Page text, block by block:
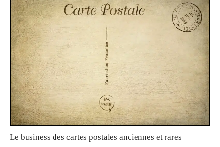
Le business des cartes postales anciennes et rares